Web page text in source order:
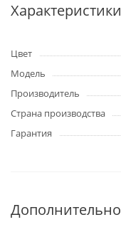
Характеристики
Цвет
Модель
Производитель
Страна производства
Гарантия
Дополнительно